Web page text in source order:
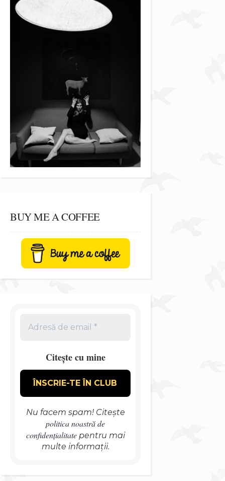
BUY ME A COFFEE
Citește cu mine
Nu facem spam! Citește
politica noastră de
confidențialitatepentru mai
multe informații.